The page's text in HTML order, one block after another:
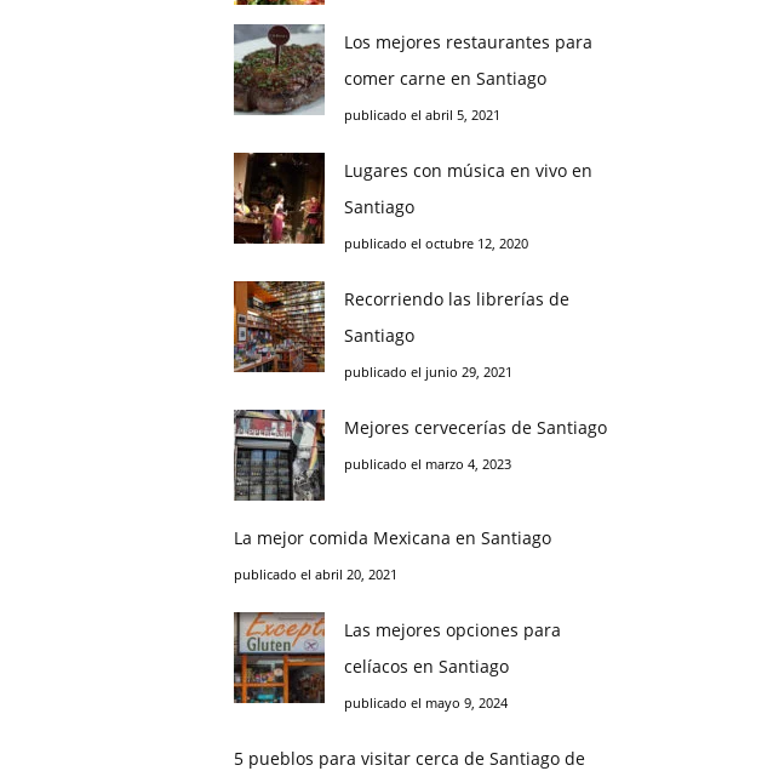
Los mejores restaurantes para
comer carne en Santiago
publicado el abril 5, 2021
Lugares con música en vivo en
Santiago
publicado el octubre 12, 2020
Recorriendo las librerías de
Santiago
publicado el junio 29, 2021
Mejores cervecerías de Santiago
publicado el marzo 4, 2023
La mejor comida Mexicana en Santiago
publicado el abril 20, 2021
Las mejores opciones para
celíacos en Santiago
publicado el mayo 9, 2024
5 pueblos para visitar cerca de Santiago de